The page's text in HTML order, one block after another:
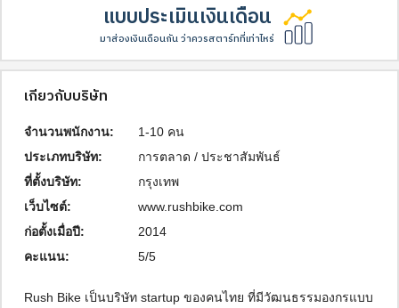
แบบประเมินเงินเดือน
มาส่องเงินเดือนกัน ว่าควรสตาร์ทที่เท่าไหร่
เกี่ยวกับบริษัท
จำนวนพนักงาน:
1-10 คน
ประเภทบริษัท:
การตลาด / ประชาสัมพันธ์
ที่ตั้งบริษัท:
กรุงเทพ
เว็บไซต์:
www.rushbike.com
ก่อตั้งเมื่อปี:
2014
คะแนน:
5/5
Rush Bike เป็นบริษัท startup ของคนไทย ที่มีวัฒนธรรมองกรแบบ